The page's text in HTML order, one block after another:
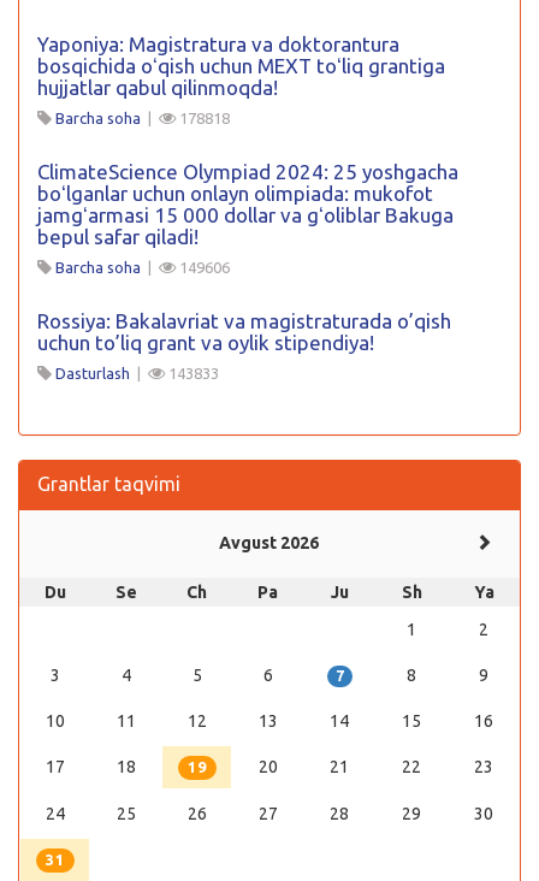
Yaponiya: Magistratura va doktorantura
bosqichida oʻqish uchun MEXT toʻliq grantiga
hujjatlar qabul qilinmoqda!
Barcha soha | 178818
ClimateScience Olympiad 2024: 25 yoshgacha
boʻlganlar uchun onlayn olimpiada: mukofot
jamgʻarmasi 15 000 dollar va gʻoliblar Bakuga
bepul safar qiladi!
Barcha soha | 149606
Rossiya: Bakalavriat va magistraturada o’qish
uchun to’liq grant va oylik stipendiya!
Dasturlash | 143833
Grantlar taqvimi
Avgust 2026
Du Se Ch Pa Ju Sh
Ya
1
2
3 4 5 6 7 8 9
10 11 12 13 14 15 16
17 18 19 20 21 22 23
24 25 26 27 28 29 30
31